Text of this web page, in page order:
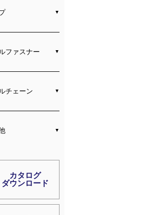
ファスナー
チェーン
カタログ
ダウンロード